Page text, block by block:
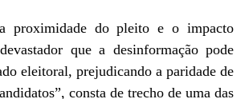
a proximidade do pleito e o impacto
que a desinformação pode
eleitoral, prejudicando a paridade de
consta de trecho de uma das